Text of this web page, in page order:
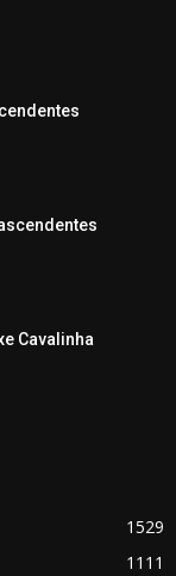
Cavalinha
1529
1111